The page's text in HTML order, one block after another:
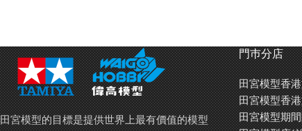
田宮油性(硝基)油漆用途廣泛 – 用噴槍為大面積上色，或是用筆
田宮模型的目標是提供世界上最有價值的模型
門巿分店
田宮模型香
田宮模型香
田宮模型期